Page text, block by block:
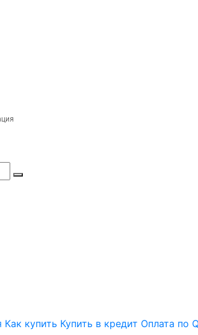
Как купить Купить в кредит Оплата по